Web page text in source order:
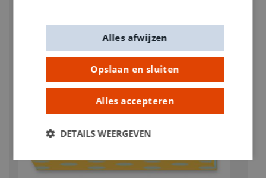
Opslaan en sluiten
Alles accepteren
Alles afwijzen
DETAILS WEERGEVEN